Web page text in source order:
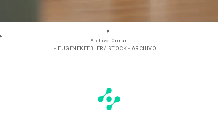
Archivo - Orinar.
- EUGENEKEEBLER/ISTOCK - ARCHIVO